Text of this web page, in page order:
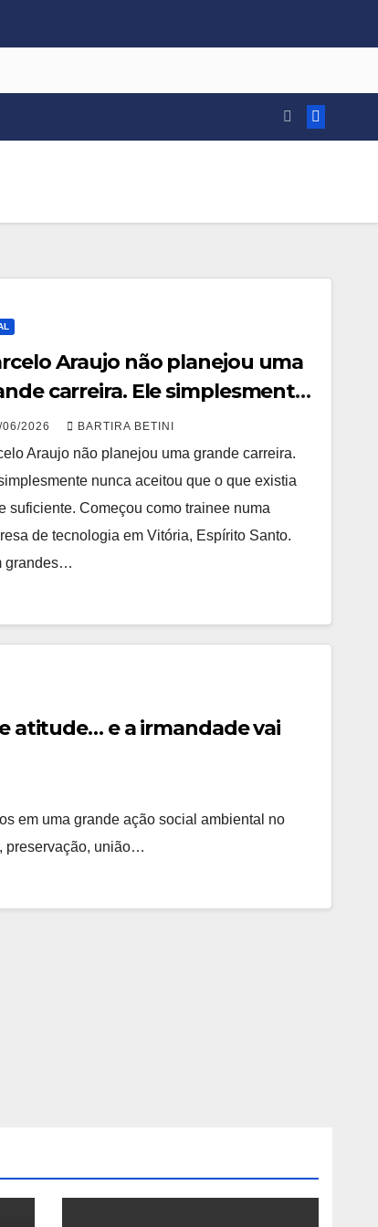
Araujo não planejou uma
carreira. Ele simplesmente
aceitou que o que existia
suficiente
06/2026 BARTIRA BETINI
Araujo não planejou uma grande carreira.
nunca aceitou que o que existia
suficiente. Começou como trainee numa
de tecnologia em Vitória, Espírito Santo.
grandes…
atitude… e a irmandade vai
em uma grande ação social ambiental no
preservação, união…